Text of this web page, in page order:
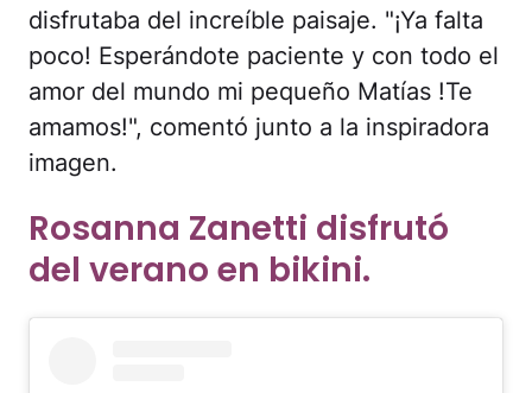
disfrutaba del increíble paisaje. "¡Ya falta
poco! Esperándote paciente y con todo el
amor del mundo mi pequeño Matías !Te
amamos!", comentó junto a la inspiradora
imagen.
Rosanna Zanetti disfrutó
del verano en bikini.